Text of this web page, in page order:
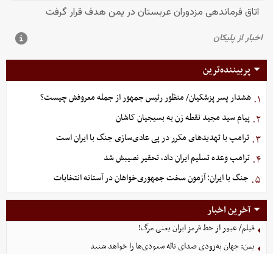
پربیننده‌ترین
۱. هشدار پسر پزشکیان/ منظور رئیس جمهور از جمله معروفش چیست؟
۲. پیام سید مجید نقطه زن به بسیجیان کاشان
۳. ترامپ با تهدیدهای مکرر در پی عادی‌سازی جنگ با ایران است
۴. ترامپ وعده تسلیم ایران داد، تحقیر نصیبش شد
۵. جنگ با ایران؛ آزمون سخت جمهوری‌خواهان در آستانه انتخابات
آخرین اخبار
فیلم/ عبور از خط قرمز ایران یعنی مرگ!
یمن: جهان به‌زودی صدای ناله سعودی‌ها را خواهد شنید